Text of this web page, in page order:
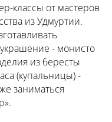
классы от мастеров
из Удмуртии.
- монисто
из бересты
(купальницы) -
заниматься